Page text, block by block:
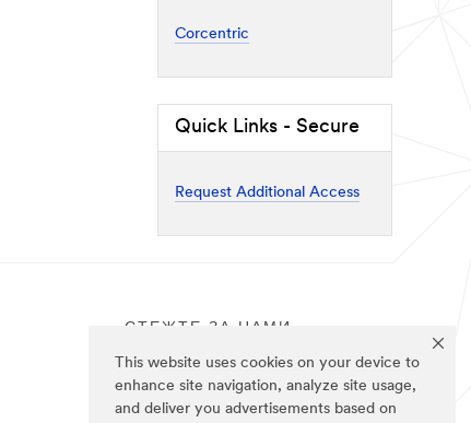
This website uses cookies on your device to
enhance site navigation, analyze site usage,
and deliver you advertisements based on
Corcentric
Quick Links - Secure
Request Additional Access
СТЕЖТЕ ЗА НАМИ